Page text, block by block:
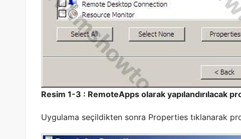
Resim 1-3 : RemoteApps olarak yapılandırılacak
Uygulama seçildikten sonra Properties tıklanarak